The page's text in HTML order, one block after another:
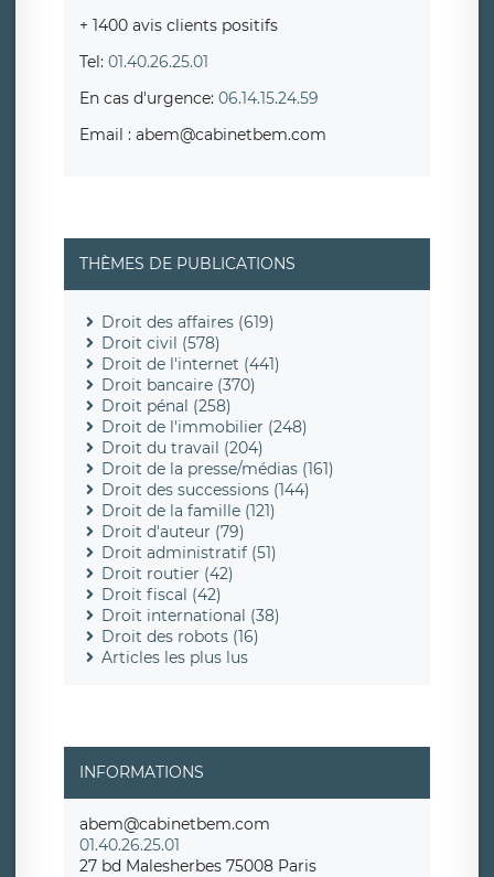
+ 1400 avis clients positifs
Tel: 01.40.26.25.01
En cas d'urgence: 06.14.15.24.59
Email : abem@cabinetbem.com
THÈMES DE PUBLICATIONS
Droit des affaires (619)
Droit civil (578)
Droit de l'internet (441)
Droit bancaire (370)
Droit pénal (258)
Droit de l'immobilier (248)
Droit du travail (204)
Droit de la presse/médias (161)
Droit des successions (144)
Droit de la famille (121)
Droit d'auteur (79)
Droit administratif (51)
Droit routier (42)
Droit fiscal (42)
Droit international (38)
Droit des robots (16)
Articles les plus lus
INFORMATIONS
abem@cabinetbem.com
01.40.26.25.01
27 bd Malesherbes 75008 Paris